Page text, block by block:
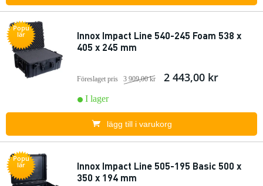
Popu
lär
Innox Impact Line 540-245 Foam 538 x
405 x 245 mm
Föreslaget pris 3 909,00 kr 2 443,00 kr
I lager
lägg till i varukorg
Popu
lär
Innox Impact Line 505-195 Basic 500 x
350 x 194 mm